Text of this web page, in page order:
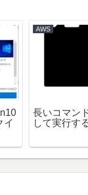
イ
AWS
長いコマン
して実行す